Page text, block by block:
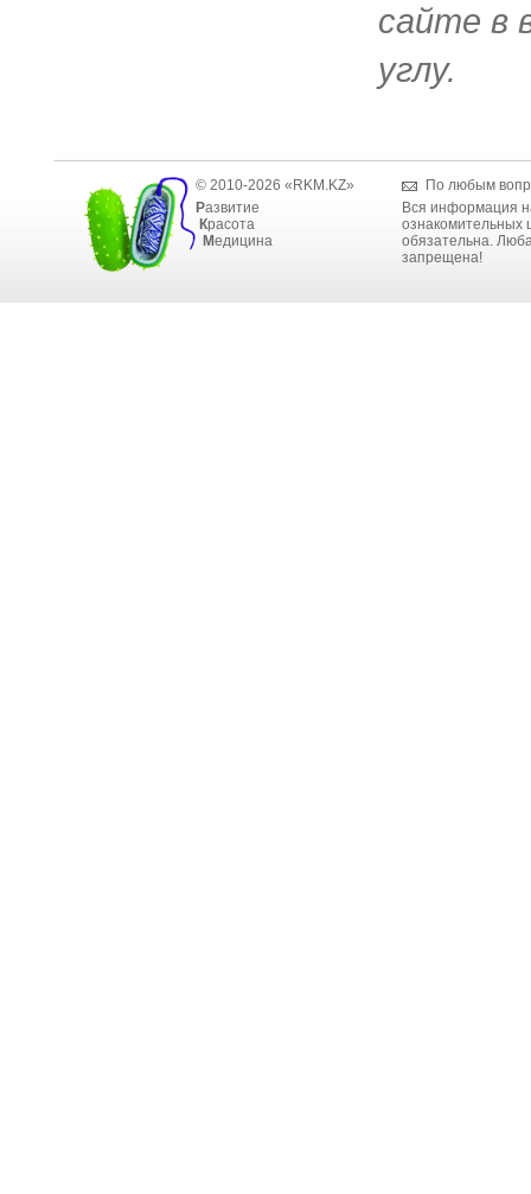
сайте в
углу.
© 2010-2026 «RKM.KZ»
Развитие
Красота
Медицина
По любым
Вся информация
ознакомительных
обязательна.
запрещена!